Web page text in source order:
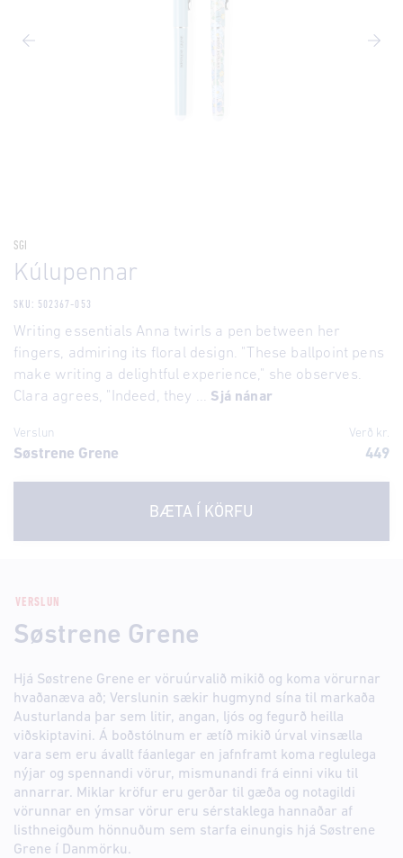
SGI
Kúlupennar
SKU: 502367-053
Writing essentials Anna twirls a pen between her
fingers, admiring its floral design. "These ballpoint pens
make writing a delightful experience," she observes.
Clara agrees, "Indeed, they ... Sjá nánar
Verslun Verð kr.
Søstrene Grene 449
BÆTA Í KÖRFU
VERSLUN
Søstrene Grene
Hjá Søstrene Grene er vöruúrvalið mikið og koma vörurnar
hvaðanæva að; Verslunin sækir hugmynd sína til markaða
Austurlanda þar sem litir, angan, ljós og fegurð heilla
viðskiptavini. Á boðstólnum er ætíð mikið úrval vinsælla
vara sem eru ávallt fáanlegar en jafnframt koma reglulega
nýjar og spennandi vörur, mismunandi frá einni viku til
annarrar. Miklar kröfur eru gerðar til gæða og notagildi
vörunnar en ýmsar vörur eru sérstaklega hannaðar af
listhneigðum hönnuðum sem starfa einungis hjá Søstrene
Grene í Danmörku.